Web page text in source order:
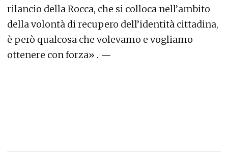
rilancio della Rocca, che si colloca nell’ambito
della volontà di recupero dell’identità cittadina,
è però qualcosa che volevamo e vogliamo
ottenere con forza» . —